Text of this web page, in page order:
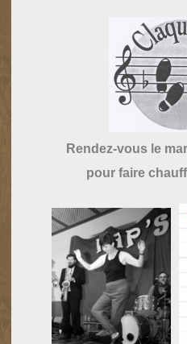
Rendez-vous le
pour faire